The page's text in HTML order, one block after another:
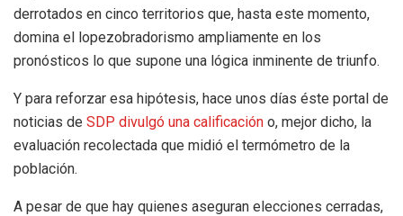
derrotados en cinco territorios que, hasta este momento,
domina el lopezobradorismo ampliamente en los
pronósticos lo que supone una lógica inminente de triunfo.
Y para reforzar esa hipótesis, hace unos días éste portal de
noticias de SDP divulgó una calificación o, mejor dicho, la
evaluación recolectada que midió el termómetro de la
población.
A pesar de que hay quienes aseguran elecciones cerradas,